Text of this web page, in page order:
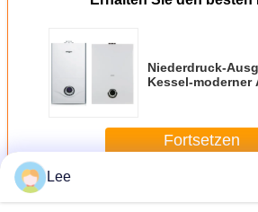
Niederdruck-
Kessel-
Fortsetzen
Mehr
Lee